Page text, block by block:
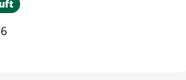
anzeigen